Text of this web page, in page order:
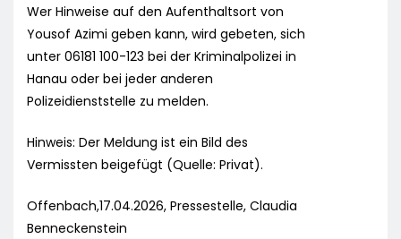
Wer Hinweise auf den Aufenthaltsort von
Yousof Azimi geben kann, wird gebeten, sich
unter 06181 100-123 bei der Kriminalpolizei in
Hanau oder bei jeder anderen
Polizeidienststelle zu melden.
Hinweis: Der Meldung ist ein Bild des
Vermissten beigefügt (Quelle: Privat).
Offenbach,17.04.2026, Pressestelle, Claudia
Benneckenstein